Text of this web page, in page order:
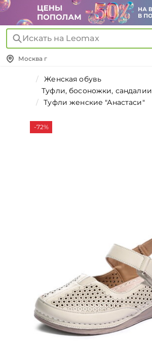
Искать на Leomax
Москва г
Женская обувь
Туфли, босоножки, сандалии
Туфли женские "Анастаси"
-72%